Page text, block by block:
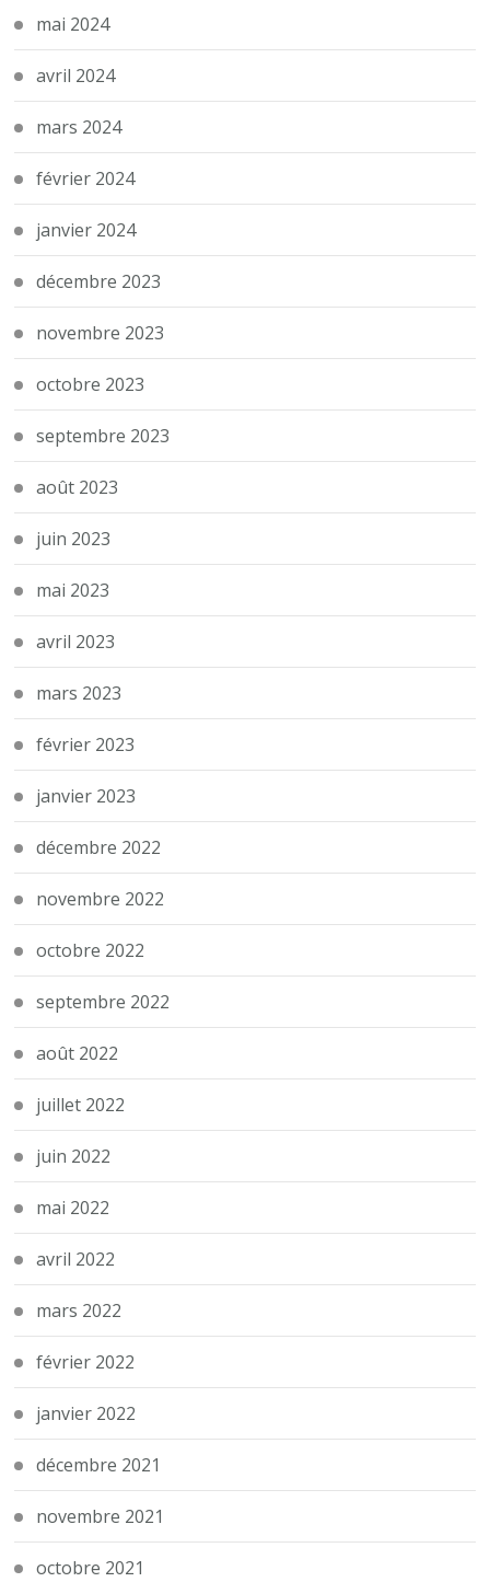
mai 2024
avril 2024
mars 2024
février 2024
janvier 2024
décembre 2023
novembre 2023
octobre 2023
septembre 2023
août 2023
juin 2023
mai 2023
avril 2023
mars 2023
février 2023
janvier 2023
décembre 2022
novembre 2022
octobre 2022
septembre 2022
août 2022
juillet 2022
juin 2022
mai 2022
avril 2022
mars 2022
février 2022
janvier 2022
décembre 2021
novembre 2021
octobre 2021